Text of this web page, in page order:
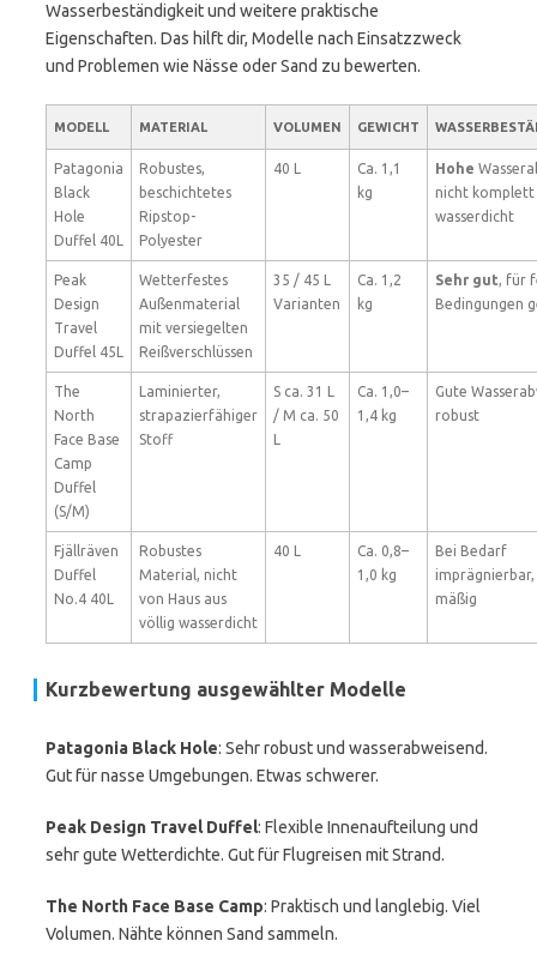
Wasserbeständigkeit und weitere praktische
Eigenschaften. Das hilft dir, Modelle nach Einsatzzweck
und Problemen wie Nässe oder Sand zu bewerten.
MODELL MATERIAL VOLUMEN GEWICHT
Patagonia
Black
Hole
Duffel 40L
Robustes,
beschichtetes
Ripstop-
Polyester
40 L
Ca. 1,1
kg
Hohe
nicht komplett
wasserdicht
Peak
Design
Travel
Duffel 45L
Wetterfestes
Außenmaterial
mit versiegelten
Reißverschlüssen
35 / 45 L
Varianten
Ca. 1,2
kg
Sehr gut, für
Bedingungen
The
North
Face Base
Camp
Duffel
(S/M)
Laminierter,
strapazierfähiger
Stoff
S ca. 31 L
/ M ca. 50
L
Ca. 1,0–
1,4 kg
Gute
robust
Fjällräven
Duffel
No.4 40L
Robustes
Material, nicht
von Haus aus
völlig wasserdicht
40 L
Ca. 0,8–
1,0 kg
Bei Bedarf
imprägnierbar,
mäßig
Kurzbewertung ausgewählter Modelle
Patagonia Black Hole: Sehr robust und wasserabweisend.
Gut für nasse Umgebungen. Etwas schwerer.
Peak Design Travel Duffel: Flexible Innenaufteilung und
sehr gute Wetterdichte. Gut für Flugreisen mit Strand.
The North Face Base Camp: Praktisch und langlebig. Viel
Volumen. Nähte können Sand sammeln.